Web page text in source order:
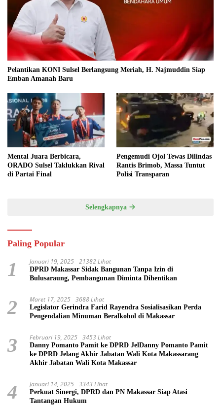
Pelantikan KONI Sulsel Berlangsung Meriah, H. Najmuddin Siap
Emban Amanah Baru
Mental Juara Berbicara,
ORADO Sulsel Taklukkan Rival
di Partai Final
Pengemudi Ojol Tewas Dilindas
Rantis Brimob, Massa Tuntut
Polisi Transparan
Selengkapnya
Paling Popular
1 Januari 19, 2025 21382 Lihat
DPRD Makassar Sidak Bangunan Tanpa Izin di
Bulusaraung, Pembangunan Diminta Dihentikan
2 Maret 17, 2025 3688 Lihat
Legislator Gerindra Farid Rayendra Sosialisasikan Perda
Pengendalian Minuman Beralkohol di Makassar
3 Februari 19, 2025 3453 Lihat
Danny Pomanto Pamit ke DPRD JelDanny Pomanto Pamit
ke DPRD Jelang Akhir Jabatan Wali Kota Makassarang
Akhir Jabatan Wali Kota Makassar
4 Januari 14, 2025 3343 Lihat
Perkuat Sinergi, DPRD dan PN Makassar Siap Atasi
Tantangan Hukum